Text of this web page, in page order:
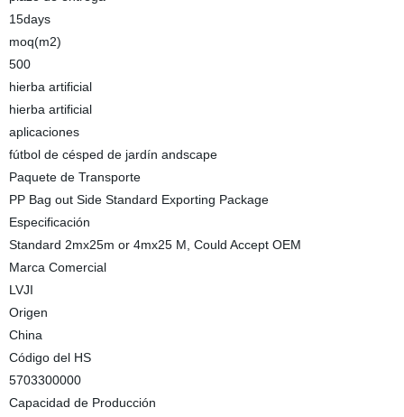
15days
moq(m2)
500
hierba artificial
hierba artificial
aplicaciones
fútbol de césped de jardín andscape
Paquete de Transporte
PP Bag out Side Standard Exporting Package
Especificación
Standard 2mx25m or 4mx25 M, Could Accept OEM
Marca Comercial
LVJI
Origen
China
Código del HS
5703300000
Capacidad de Producción